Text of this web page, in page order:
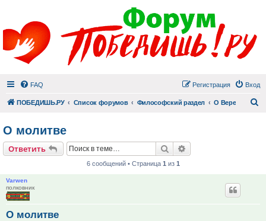
FAQ Вход
Регистрация
ПОБЕДИШЬ.РУ Список форумов Философский раздел О Вере
О молитве
Ответить Поиск
6 сообщений • Страница 1 из 1
Varwen
полковник
О молитве